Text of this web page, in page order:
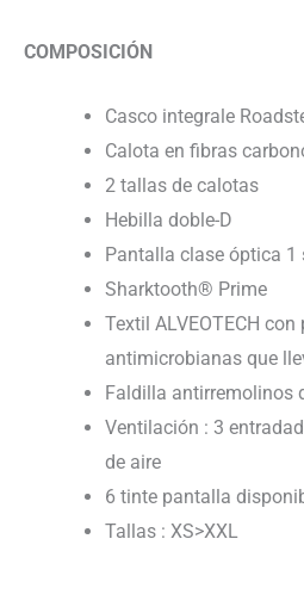
COMPOSICIÓN
Casco integrale
Calota en fibras
2 tallas de calotas
Hebilla doble-D
Pantalla clase óptica 1
Sharktooth® Prime
Textil ALVEOTECH
antimicrobianas que
Faldilla antirremolinos
Ventilación : 3
de aire
6 tinte pantalla
Tallas : XS>XXL